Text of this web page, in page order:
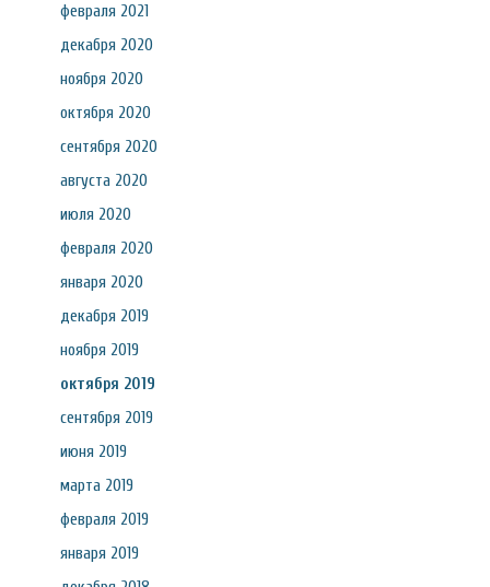
февраля 2021
декабря 2020
ноября 2020
октября 2020
сентября 2020
августа 2020
июля 2020
февраля 2020
января 2020
декабря 2019
ноября 2019
октября 2019
сентября 2019
июня 2019
марта 2019
февраля 2019
января 2019